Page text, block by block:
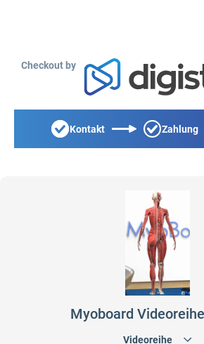
Checkout by
Kontakt Zahlung
Myoboard